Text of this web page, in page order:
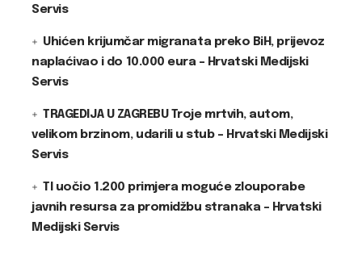
Servis
Uhićen krijumčar migranata preko BiH, prijevoz
naplaćivao i do 10.000 eura – Hrvatski Medijski
Servis
TRAGEDIJA U ZAGREBU Troje mrtvih, autom,
velikom brzinom, udarili u stub – Hrvatski Medijski
Servis
TI uočio 1.200 primjera moguće zlouporabe
javnih resursa za promidžbu stranaka – Hrvatski
Medijski Servis